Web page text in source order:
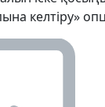
келтіру»